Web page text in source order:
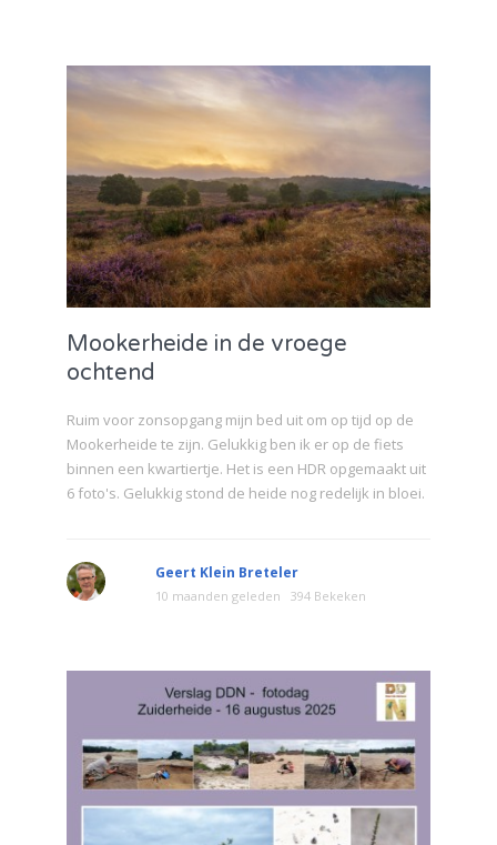
Mookerheide in de vroege
ochtend
Ruim voor zonsopgang mijn bed uit om op tijd op de
Mookerheide te zijn. Gelukkig ben ik er op de fiets
binnen een kwartiertje. Het is een HDR opgemaakt uit
6 foto's. Gelukkig stond de heide nog redelijk in bloei.
Geert Klein Breteler
10 maanden geleden 394 Bekeken